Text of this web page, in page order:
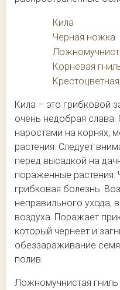
Кила
Черная ножка
Корневая
Кила – это грибковой
очень недобрая слава.
наростами на корнях,
растения. Следует
перед высадкой на
пораженные
грибковая болезнь.
неправильного ухода,
воздуха. Поражает
который чернеет и
обеззараживание
полив.
Ложномучнистая